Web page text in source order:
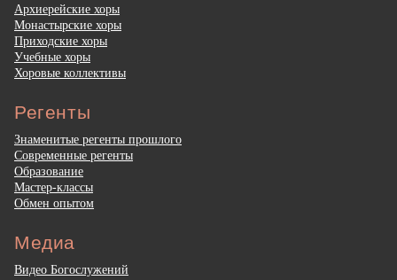
Архиерейские хоры
Монастырские хоры
Приходские хоры
Учебные хоры
Хоровые коллективы
Регенты
Знаменитые регенты прошлого
Современные регенты
Образование
Мастер-классы
Обмен опытом
Медиа
Видео Богослужений